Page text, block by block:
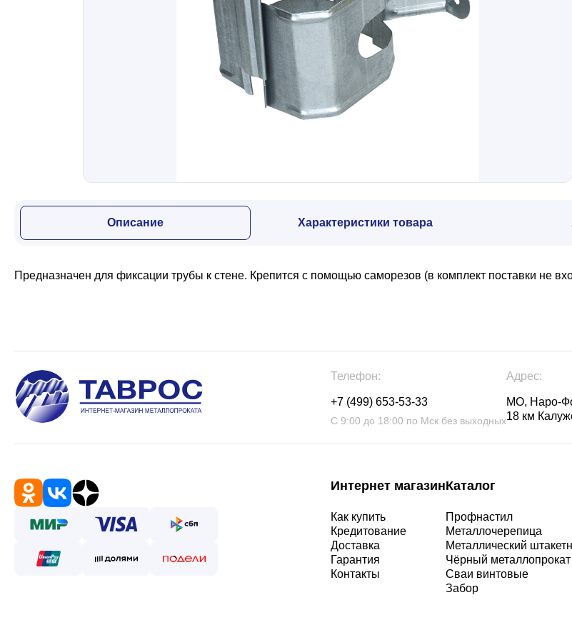
Профили для гипсокартона
Дача и сад
Другие товары
Описание Характеристики товара
Предназначен для фиксации трубы к стене. Крепится с помощью саморезов (в комплект поставки не
Телефон:
+7 (499) 653-53-33
С 9:00 до 18:00 по Мск без выходных
Адрес:
МО, Наро-
18 км
Интернет магазин
Как купить
Кредитование
Доставка
Гарантия
Контакты
Каталог
Профнастил
Металлочерепица
Металлический
Чёрный металлопрокат
Сваи винтовые
Забор